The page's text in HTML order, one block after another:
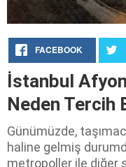
FACEBOOK
İstanbul
Neden Tercih
Günümüzde,
haline gelmiş
metropoller ile diğer